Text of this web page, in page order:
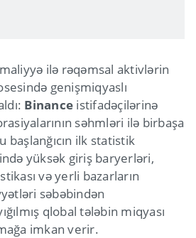
ilə rəqəmsal aktivlərin
genişmiqyaslı
Binance istifadəçilərinə
səhmləri ilə birbaşa
başlanğıcın ilk statistik
yüksək giriş baryerləri,
və yerli bazarların
səbəbindən
qlobal tələbin miqyası
imkan verir.